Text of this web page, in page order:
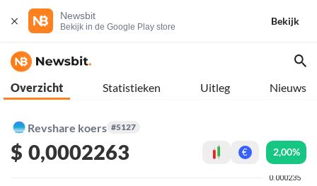
Newsbit
Bekijk in de Google Play store
Bekijk
Overzicht Statistieken Uitleg Nieuws
Revshare koers #5127
$ 0,0002263 € 2,00%